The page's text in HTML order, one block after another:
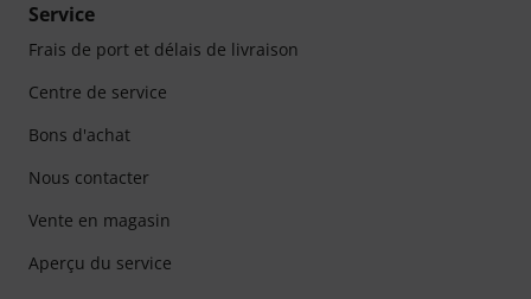
Service
Frais de port et délais de livraison
Centre de service
Bons d'achat
Nous contacter
Vente en magasin
Aperçu du service